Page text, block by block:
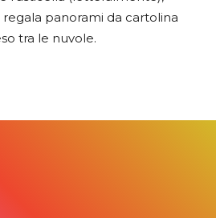
regala panorami da cartolina
tra le nuvole.